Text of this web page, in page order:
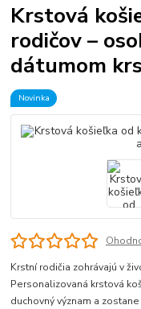
Krstová
rodičov –
dátumom
Novinka
Krstní rodičia zohrávajú v
Personalizovaná krstová
duchovný význam a